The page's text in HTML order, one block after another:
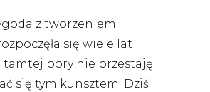
z tworzeniem
się wiele lat
tamtej pory nie przestaję
się tym kunsztem. Dziś